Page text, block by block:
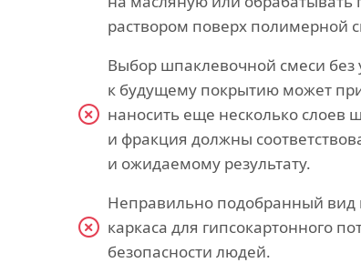
раствором поверх полимерной
Выбор шпаклевочной смеси без
к будущему покрытию может
наносить еще несколько слоев
и фракция должны
и ожидаемому результату.
Неправильно подобранный
каркаса для гипсокартонного
безопасности людей.